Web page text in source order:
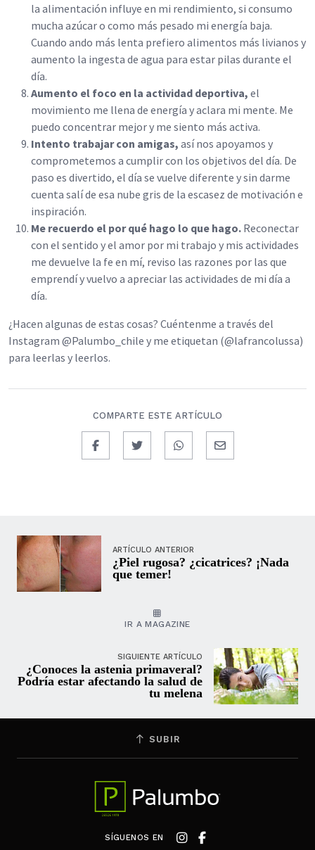
la alimentación influye en mi rendimiento, si consumo
mucha azúcar o como más pesado mi energía baja.
Cuando ando más lenta prefiero alimentos más livianos y
aumento la ingesta de agua para estar pilas durante el
día.
Aumento el foco en la actividad deportiva, el
movimiento me llena de energía y aclara mi mente. Me
puedo concentrar mejor y me siento más activa.
Intento trabajar con amigas, así nos apoyamos y
comprometemos a cumplir con los objetivos del día. De
paso es divertido, el día se vuelve diferente y sin darme
cuenta salí de esa nube gris de la escasez de motivación e
inspiración.
Me recuerdo el por qué hago lo que hago. Reconectar
con el sentido y el amor por mi trabajo y mis actividades
me devuelve la fe en mí, reviso las razones por las que
emprendí y vuelvo a apreciar las actividades de mi día a
día.
¿Hacen algunas de estas cosas? Cuéntenme a través del
Instagram @Palumbo_chile y me etiquetan (@lafrancolussa)
para leerlas y leerlos.
COMPARTE ESTE ARTÍCULO
ARTÍCULO ANTERIOR
¿Piel rugosa? ¿cicatrices? ¡Nada
que temer!
IR A MAGAZINE
SIGUIENTE ARTÍCULO
¿Conoces la astenia primaveral?
Podría estar afectando la salud de
tu melena
SUBIR
SÍGUENOS EN